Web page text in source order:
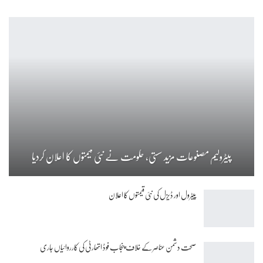
پیٹرولیم مصنوعات مزید سستی، حکومت نے نئی قیمتوں کا اعلان کردیا
پیٹرول اور ڈیزل کی نئی قیمتوں کا اعلان
صحت دشمن عناصر کے خلاف پنجاب فوڈ اتھارٹی کی کارروائیاں جاری